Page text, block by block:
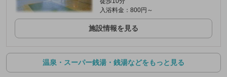
入浴料金：800円～
施設情報を見る
温泉・スーパー銭湯・銭湯などをもっと見る